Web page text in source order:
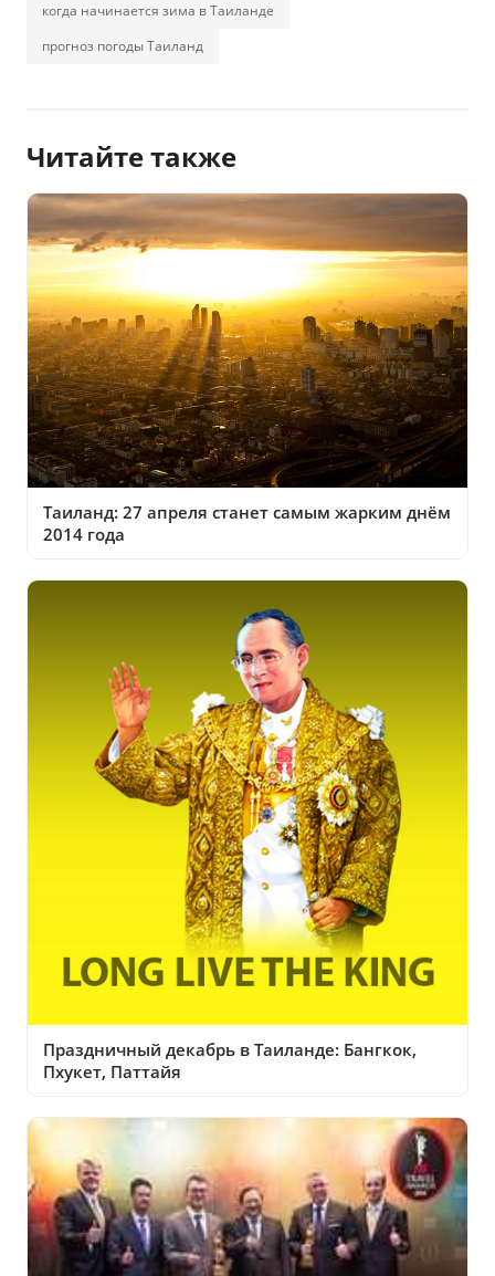
когда начинается зима в Таиланде
прогноз погоды Таиланд
Читайте также
Таиланд: 27 апреля станет самым жарким днём
2014 года
Праздничный декабрь в Таиланде: Бангкок,
Пхукет, Паттайя